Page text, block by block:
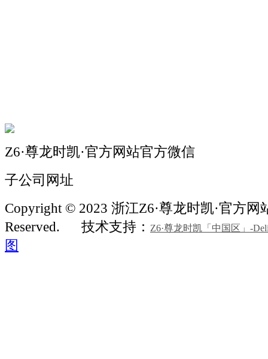
Z6·尊龙时凯·官方网站官方微信
子公司网址
Copyright © 2023 浙江Z6·尊龙时凯·官方网
Reserved.
技术支持： Z6·尊龙时凯「中国区」-
图